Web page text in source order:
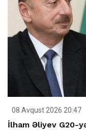
08 Avqust 2026 20:47
İlham Əliyev G20-